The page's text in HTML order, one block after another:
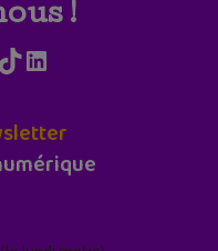
!
LinkedIn